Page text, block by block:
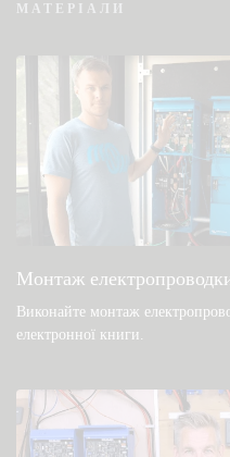
VRM — часто
Перевірте базу
Загальні файли
документація
МАТЕРІАЛИ
Монтаж
Виконайте монтаж
електронної книги.